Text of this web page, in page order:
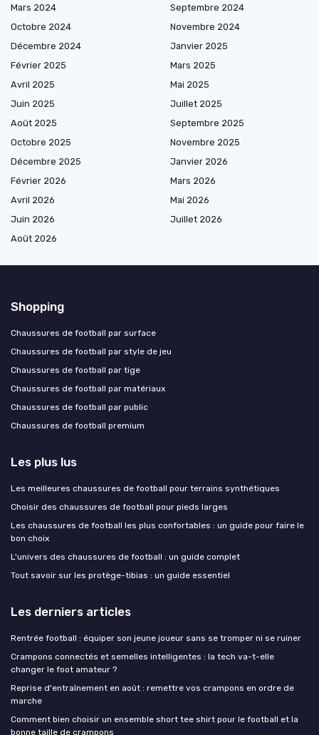
Mars 2024
Septembre 2024
Octobre 2024
Novembre 2024
Décembre 2024
Janvier 2025
Février 2025
Mars 2025
Avril 2025
Mai 2025
Juin 2025
Juillet 2025
Août 2025
Septembre 2025
Octobre 2025
Novembre 2025
Décembre 2025
Janvier 2026
Février 2026
Mars 2026
Avril 2026
Mai 2026
Juin 2026
Juillet 2026
Août 2026
Shopping
Chaussures de football par surface
Chaussures de football par style de jeu
Chaussures de football par tige
Chaussures de football par matériaux
Chaussures de football par public
Chaussures de football premium
Les plus lus
Les meilleures chaussures de football pour terrains synthétiques
Choisir des chaussures de football pour pieds larges
Les chaussures de football les plus confortables : un guide pour faire le
bon choix
L'univers des chaussures de football : un guide complet
Tout savoir sur les protège-tibias : un guide essentiel
Les derniers articles
Rentrée football : équiper son jeune joueur sans se tromper ni se ruiner
Crampons connectés et semelles intelligentes : la tech va-t-elle
changer le foot amateur ?
Reprise d'entraînement en août : remettre vos crampons en ordre de
marche
Comment bien choisir un ensemble short tee shirt pour le football et la
bonne taille de crampons